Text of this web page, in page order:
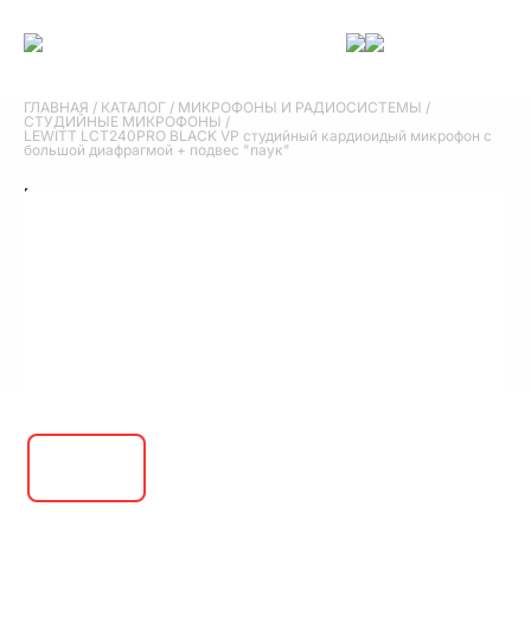
ГЛАВНАЯ / КАТАЛОГ / МИКРОФОНЫ И РАДИОСИСТЕМЫ /
СТУДИЙНЫЕ МИКРОФОНЫ /
LEWITT LCT240PRO BLACK VP студийный кардиоидый микрофон с
большой диафрагмой + подвес "паук"
LEWITT LCT240PRO BLACK VP студийный